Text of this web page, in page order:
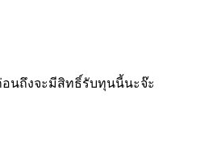
นถึงจะมีสิทธิ์รับทุนนี้นะจ๊ะ